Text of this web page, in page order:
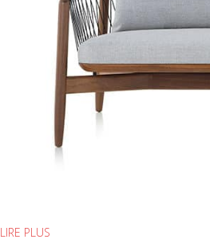
LIRE PLUS